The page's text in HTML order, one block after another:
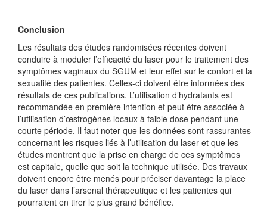
Conclusion
Les résultats des études randomisées récentes doivent
conduire à moduler l’efficacité du laser pour le traitement des
symptômes vaginaux du SGUM et leur effet sur le confort et la
sexualité des patientes. Celles-ci doivent être informées des
résultats de ces publications. L’utilisation d’hydratants est
recommandée en première intention et peut être associée à
l’utilisation d’œstrogènes locaux à faible dose pendant une
courte période. Il faut noter que les données sont rassurantes
concernant les risques liés à l’utilisation du laser et que les
études montrent que la prise en charge de ces symptômes
est capitale, quelle que soit la technique utilisée. Des travaux
doivent encore être menés pour préciser davantage la place
du laser dans l’arsenal thérapeutique et les patientes qui
pourraient en tirer le plus grand bénéfice.